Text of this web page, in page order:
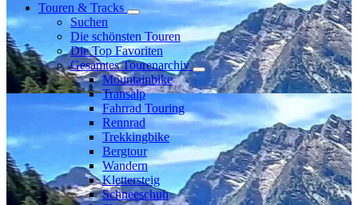
Touren & Tracks
Suchen
Die schönsten Touren
Die Top Favoriten
Gesamtes Tourenarchiv
Mountainbike
Transalp
Fahrrad Touring
Rennrad
Trekkingbike
Bergtour
Wandern
Klettersteig
Schneeschuh